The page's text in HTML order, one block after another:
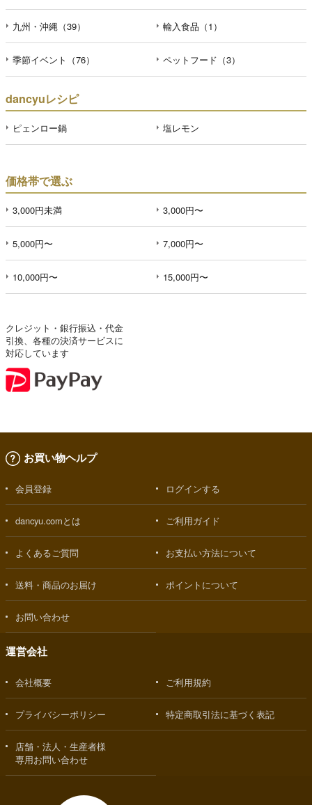
九州・沖縄（39） 輸入食品（1）
季節イベント（76） ペットフード（3）
dancyuレシピ
ピェンロー鍋 塩レモン
価格帯で選ぶ
3,000円未満 3,000円〜
5,000円〜 7,000円〜
10,000円〜 15,000円〜
クレジット・銀行振込・代金
引換、各種の決済サービスに
対応しています
お買い物ヘルプ
会員登録 ログインする
dancyu.comとは ご利用ガイド
よくあるご質問 お支払い方法について
送料・商品のお届け ポイントについて
お問い合わせ
運営会社
会社概要 ご利用規約
プライバシーポリシー 特定商取引法に基づく表記
店舗・法人・生産者様
専用お問い合わせ